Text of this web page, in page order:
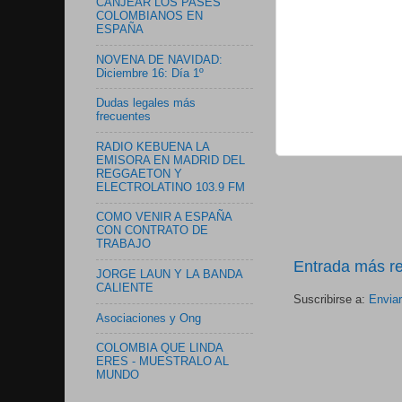
Entrada más
Suscribirse a:
CANJEAR LOS PASES
COLOMBIANOS EN
ESPAÑA
NOVENA DE NAVIDAD:
Diciembre 16: Día 1º
Dudas legales más
frecuentes
RADIO KEBUENA LA
EMISORA EN MADRID DEL
REGGAETON Y
ELECTROLATINO 103.9 FM
COMO VENIR A ESPAÑA
CON CONTRATO DE
TRABAJO
JORGE LAUN Y LA BANDA
CALIENTE
Asociaciones y Ong
COLOMBIA QUE LINDA
ERES - MUESTRALO AL
MUNDO